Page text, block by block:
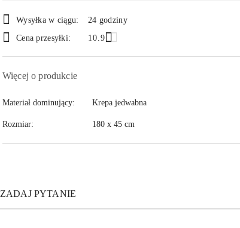
Dostępność
i
Wysyłka w ciągu:
24 godziny
Cena przesyłki:
10.9
Więcej o produkcie
Materiał dominujący: Krepa jedwabna
Rozmiar: 180 x 45 cm
ZADAJ PYTANIE